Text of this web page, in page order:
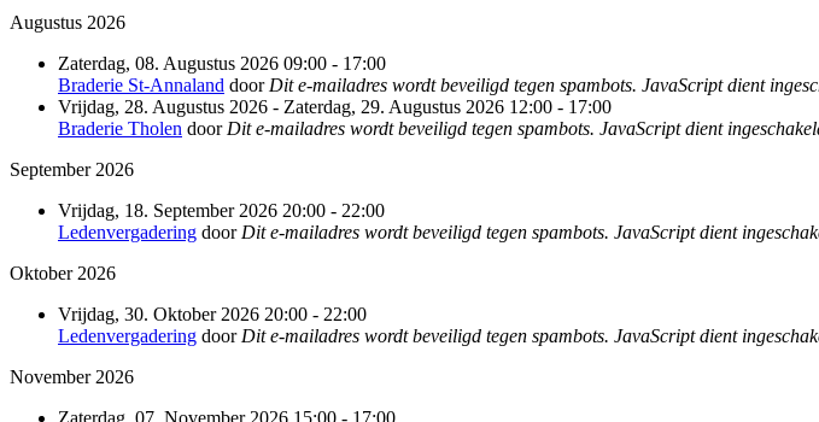
Augustus 2026
Zaterdag, 08. Augustus 2026 09:00 - 17:00
Braderie St-Annaland door Dit e-mailadres wordt beveiligd tegen spambots. JavaScript dient
Vrijdag, 28. Augustus 2026 - Zaterdag, 29. Augustus 2026 12:00 - 17:00
Braderie Tholen door Dit e-mailadres wordt beveiligd tegen spambots. JavaScript dient
September 2026
Vrijdag, 18. September 2026 20:00 - 22:00
Ledenvergadering door Dit e-mailadres wordt beveiligd tegen spambots. JavaScript dient
Oktober 2026
Vrijdag, 30. Oktober 2026 20:00 - 22:00
Ledenvergadering door Dit e-mailadres wordt beveiligd tegen spambots. JavaScript dient
November 2026
Zaterdag, 07. November 2026 15:00 - 17:00